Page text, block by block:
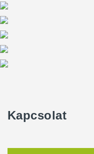
Kapcsolat